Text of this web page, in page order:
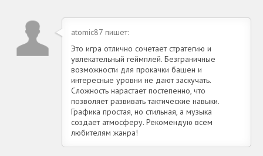
atomic87 пишет:
Это игра отлично сочетает стратегию и
увлекательный геймплей. Безграничные
возможности для прокачки башен и
интересные уровни не дают заскучать.
Сложность нарастает постепенно, что
позволяет развивать тактические навыки.
Графика простая, но стильная, а музыка
создает атмосферу. Рекомендую всем
любителям жанра!